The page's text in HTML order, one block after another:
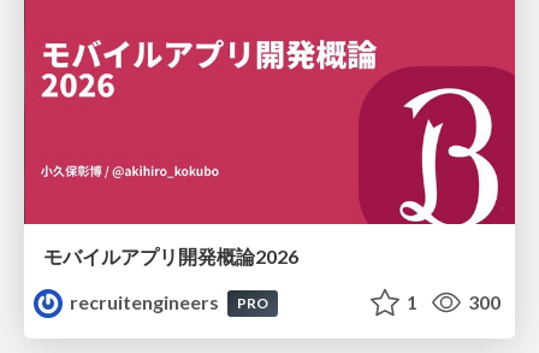
モバイルアプリ開発概論2026
recruitengineers
PRO 1 300